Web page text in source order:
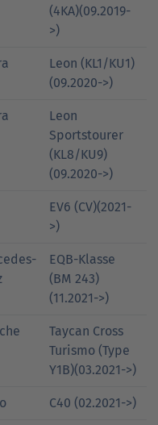
(4KA)(09.2019-
>)
Leon (KL1/KU1)
(09.2020->)
Leon
Sportstourer
(KL8/KU9)
(09.2020->)
EV6 (CV)(2021-
>)
EQB-Klasse
(BM 243)
(11.2021->)
Taycan Cross
Turismo (Type
Y1B)(03.2021->)
C40 (02.2021->)